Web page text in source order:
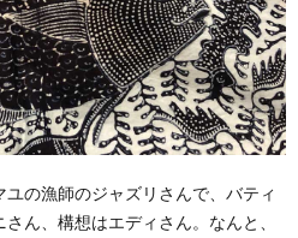
の漁師のジャズリさんで、バティ
ん、構想はエディさん。なんと、